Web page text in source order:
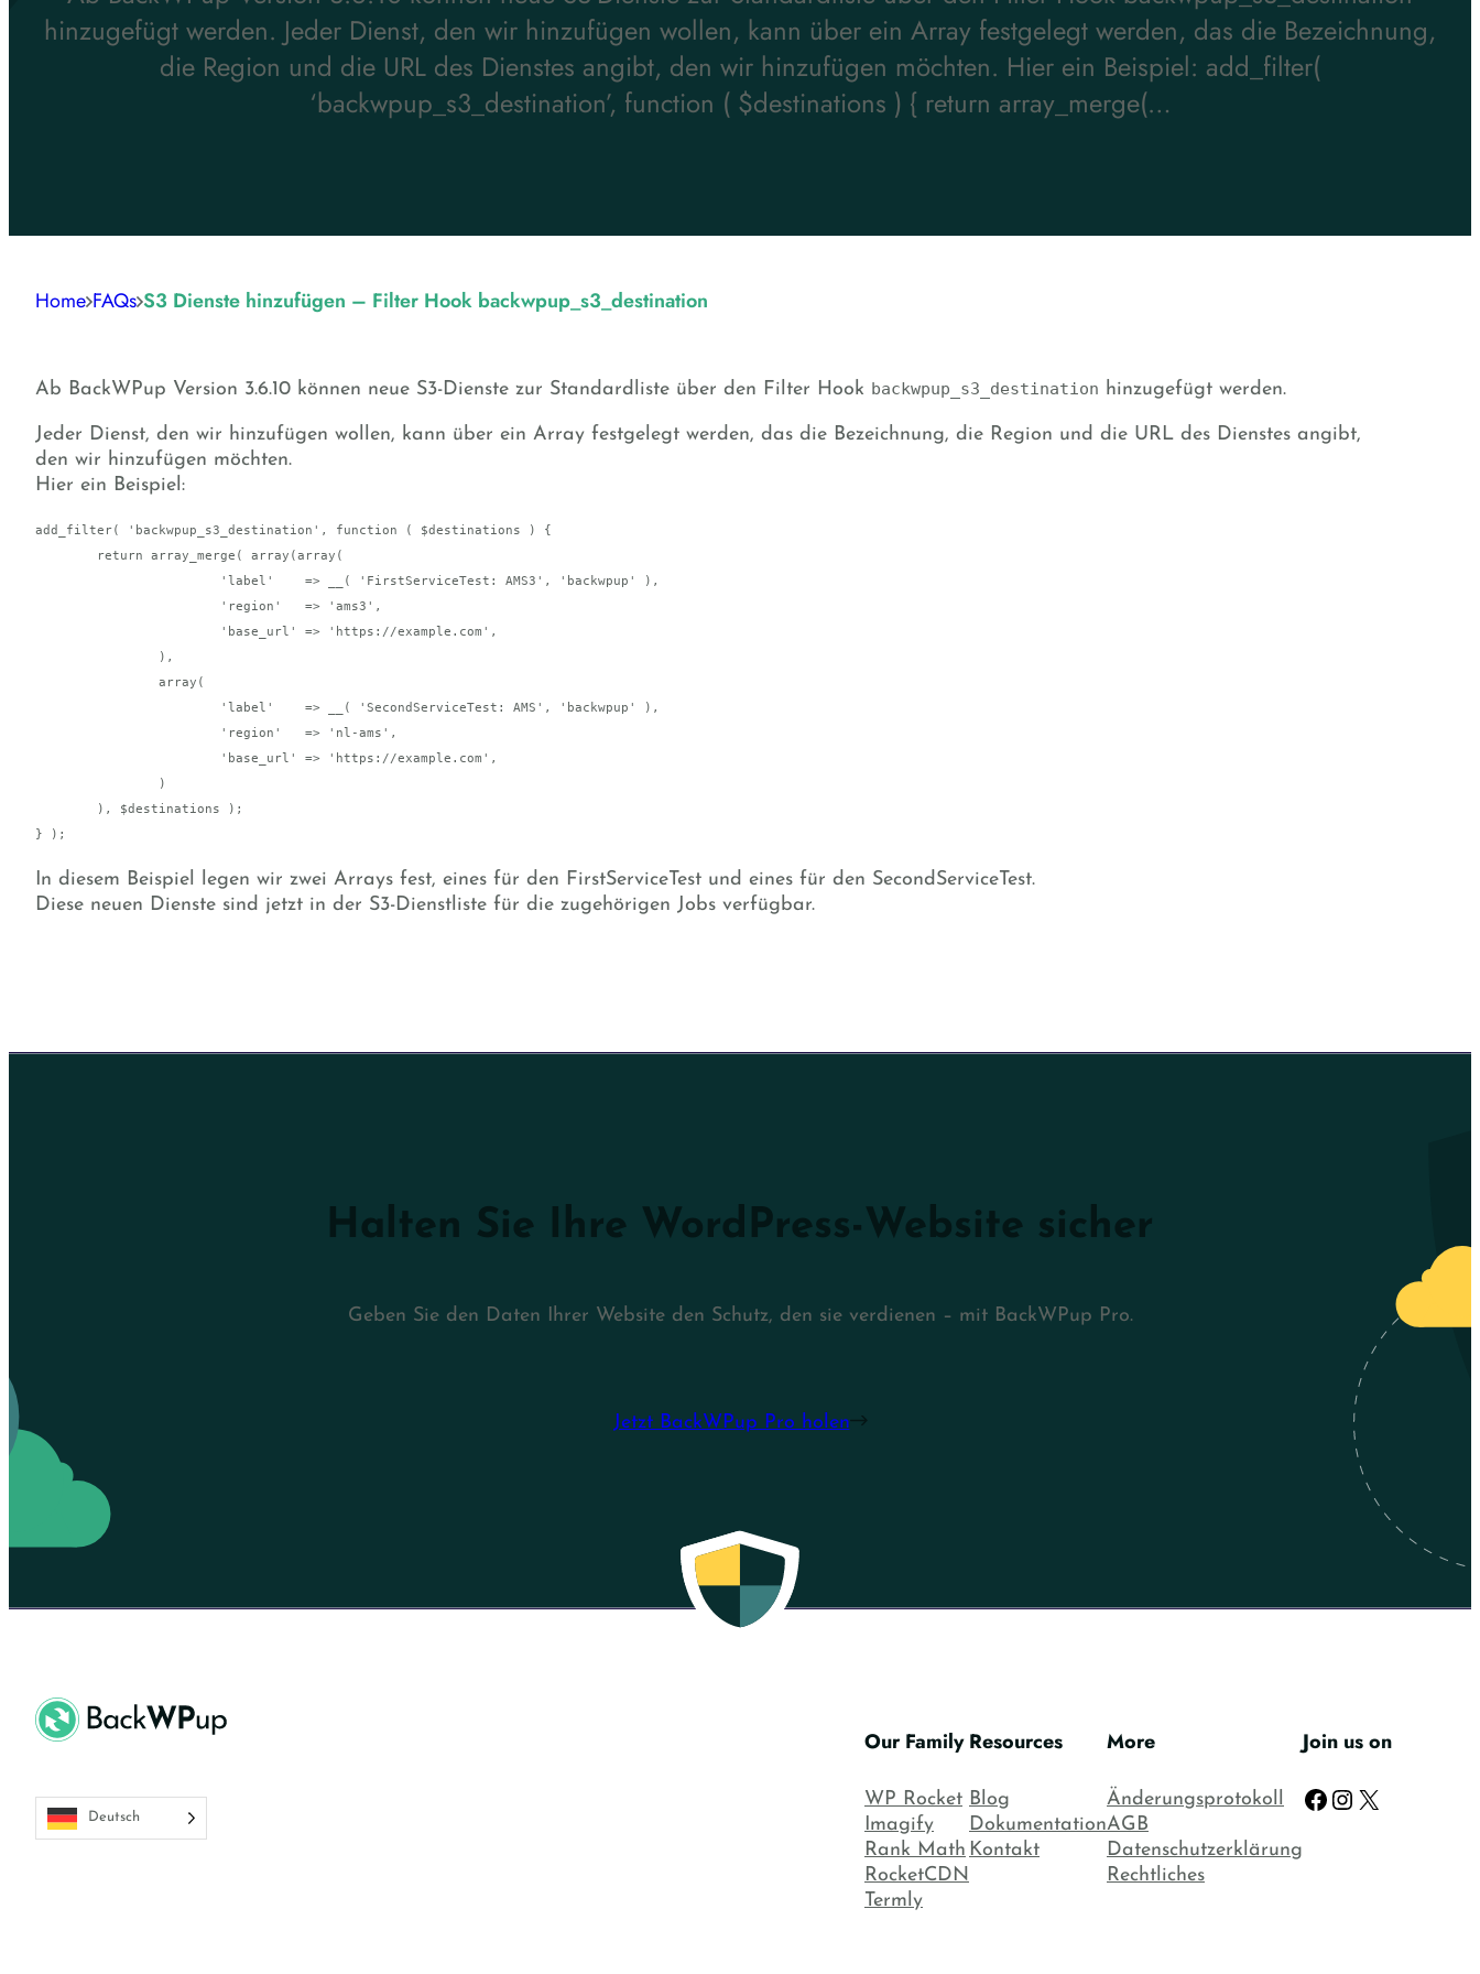
hinzugefügt werden. Jeder Dienst, den wir hinzufügen wollen, kann über ein Array festgelegt werden, das die Bezeichnung,
die Region und die URL des Dienstes angibt, den wir hinzufügen möchten. Hier ein Beispiel: add_filter(
‘backwpup_s3_destination’, function ( $destinations ) { return array_merge(…
Home FAQs S3 Dienste hinzufügen – Filter Hook backwpup_s3_destination
Ab BackWPup Version 3.6.10 können neue S3-Dienste zur Standardliste über den Filter Hook backwpup_s3_destination hinzugefügt werden.
Jeder Dienst, den wir hinzufügen wollen, kann über ein Array festgelegt werden, das die Bezeichnung, die Region und die URL des Dienstes angibt,
den wir hinzufügen möchten.
Hier ein Beispiel:
add_filter( 'backwpup_s3_destination', function ( $destinations ) {
} );
In diesem Beispiel legen wir zwei Arrays fest, eines für den FirstServiceTest und eines für den SecondServiceTest.
Diese neuen Dienste sind jetzt in der S3-Dienstliste für die zugehörigen Jobs verfügbar.
Halten Sie Ihre WordPress-Website sicher
Geben Sie den Daten Ihrer Website den Schutz, den sie verdienen – mit BackWPup Pro.
Jetzt BackWPup Pro holen
Deutsch
Our Family
WP Rocket
Imagify
Rank Math
RocketCDN
Termly
Resources
Blog
Dokumentation
Kontakt
More
Änderungsprotokoll
AGB
Datenschutzerklärung
Rechtliches
Join us on
Facebook Instagram X